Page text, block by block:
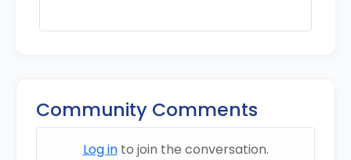
Community Comments
Log into join the conversation.